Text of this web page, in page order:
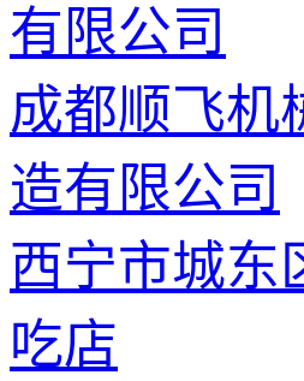
有限公司
成都顺飞机
造有限公司
西宁市城东
吃店